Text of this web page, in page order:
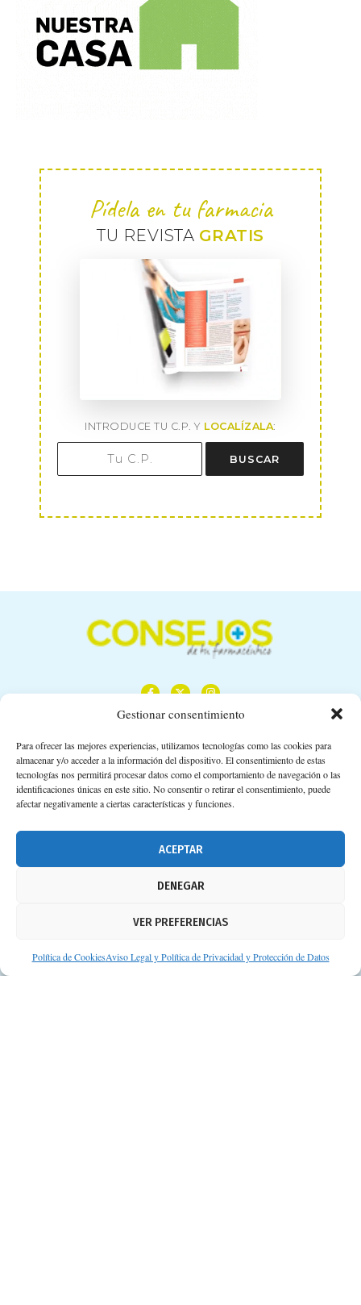
Gestionar consentimiento
Para ofrecer las mejores experiencias, utilizamos tecnologías como las cookies para
almacenar y/o acceder a la información del dispositivo. El consentimiento de estas
tecnologías nos permitirá procesar datos como el comportamiento de navegación o las
identificaciones únicas en este sitio. No consentir o retirar el consentimiento, puede
afectar negativamente a ciertas características y funciones.
ACEPTAR
DENEGAR
VER PREFERENCIAS
Política de CookiesAviso Legal y Política de Privacidad y Protección de Datos
Pídela en tu farmacia
TU REVISTA GRATIS
INTRODUCE TU C.P. Y LOCALÍZALA:
BUSCAR
Calle Camino de los Descubrimientos, 11,
Planta 3ª 41092 – Sevilla
674 02 62 03
Aviso legal
Protección de datos personales
Suscripción a Newsletter